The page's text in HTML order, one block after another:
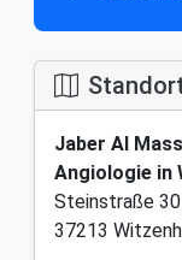
Jaber Al
Angiologie in
Steinstraße 30
37213